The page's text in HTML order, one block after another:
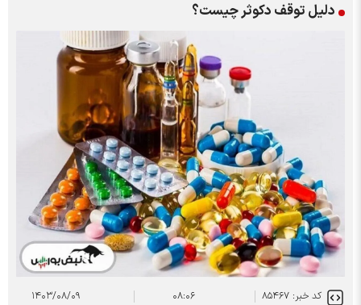
دلیل توقف دکوثر چیست؟
کد خبر: ۸۵۴۶۷ ۰۸:۰۶ ۱۴۰۳/۰۸/۰۹